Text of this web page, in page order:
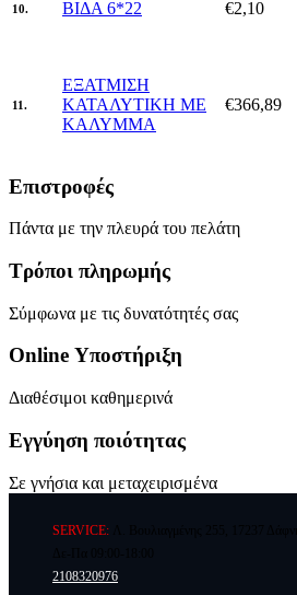
10. ΒΙΔΑ 6*22 €2,10
11.
ΕΞΑΤΜΙΣΗ
ΚΑΤΑΛΥΤΙΚΗ ΜΕ
ΚΑΛΥΜΜΑ
€366,89
Επιστροφές
Πάντα με την πλευρά του πελάτη
Τρόποι πληρωμής
Σύμφωνα με τις δυνατότητές σας
Online Υποστήριξη
Διαθέσιμοι καθημερινά
Εγγύηση ποιότητας
Σε γνήσια και μεταχειρισμένα
SERVICE:
2108320976